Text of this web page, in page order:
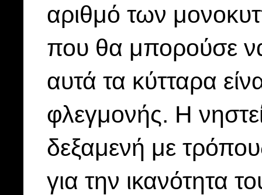
αριθμό των
που θα μπορούσε
αυτά τα κύτταρα
φλεγμονής. Η
δεξαμενή με
για την ικανότητα